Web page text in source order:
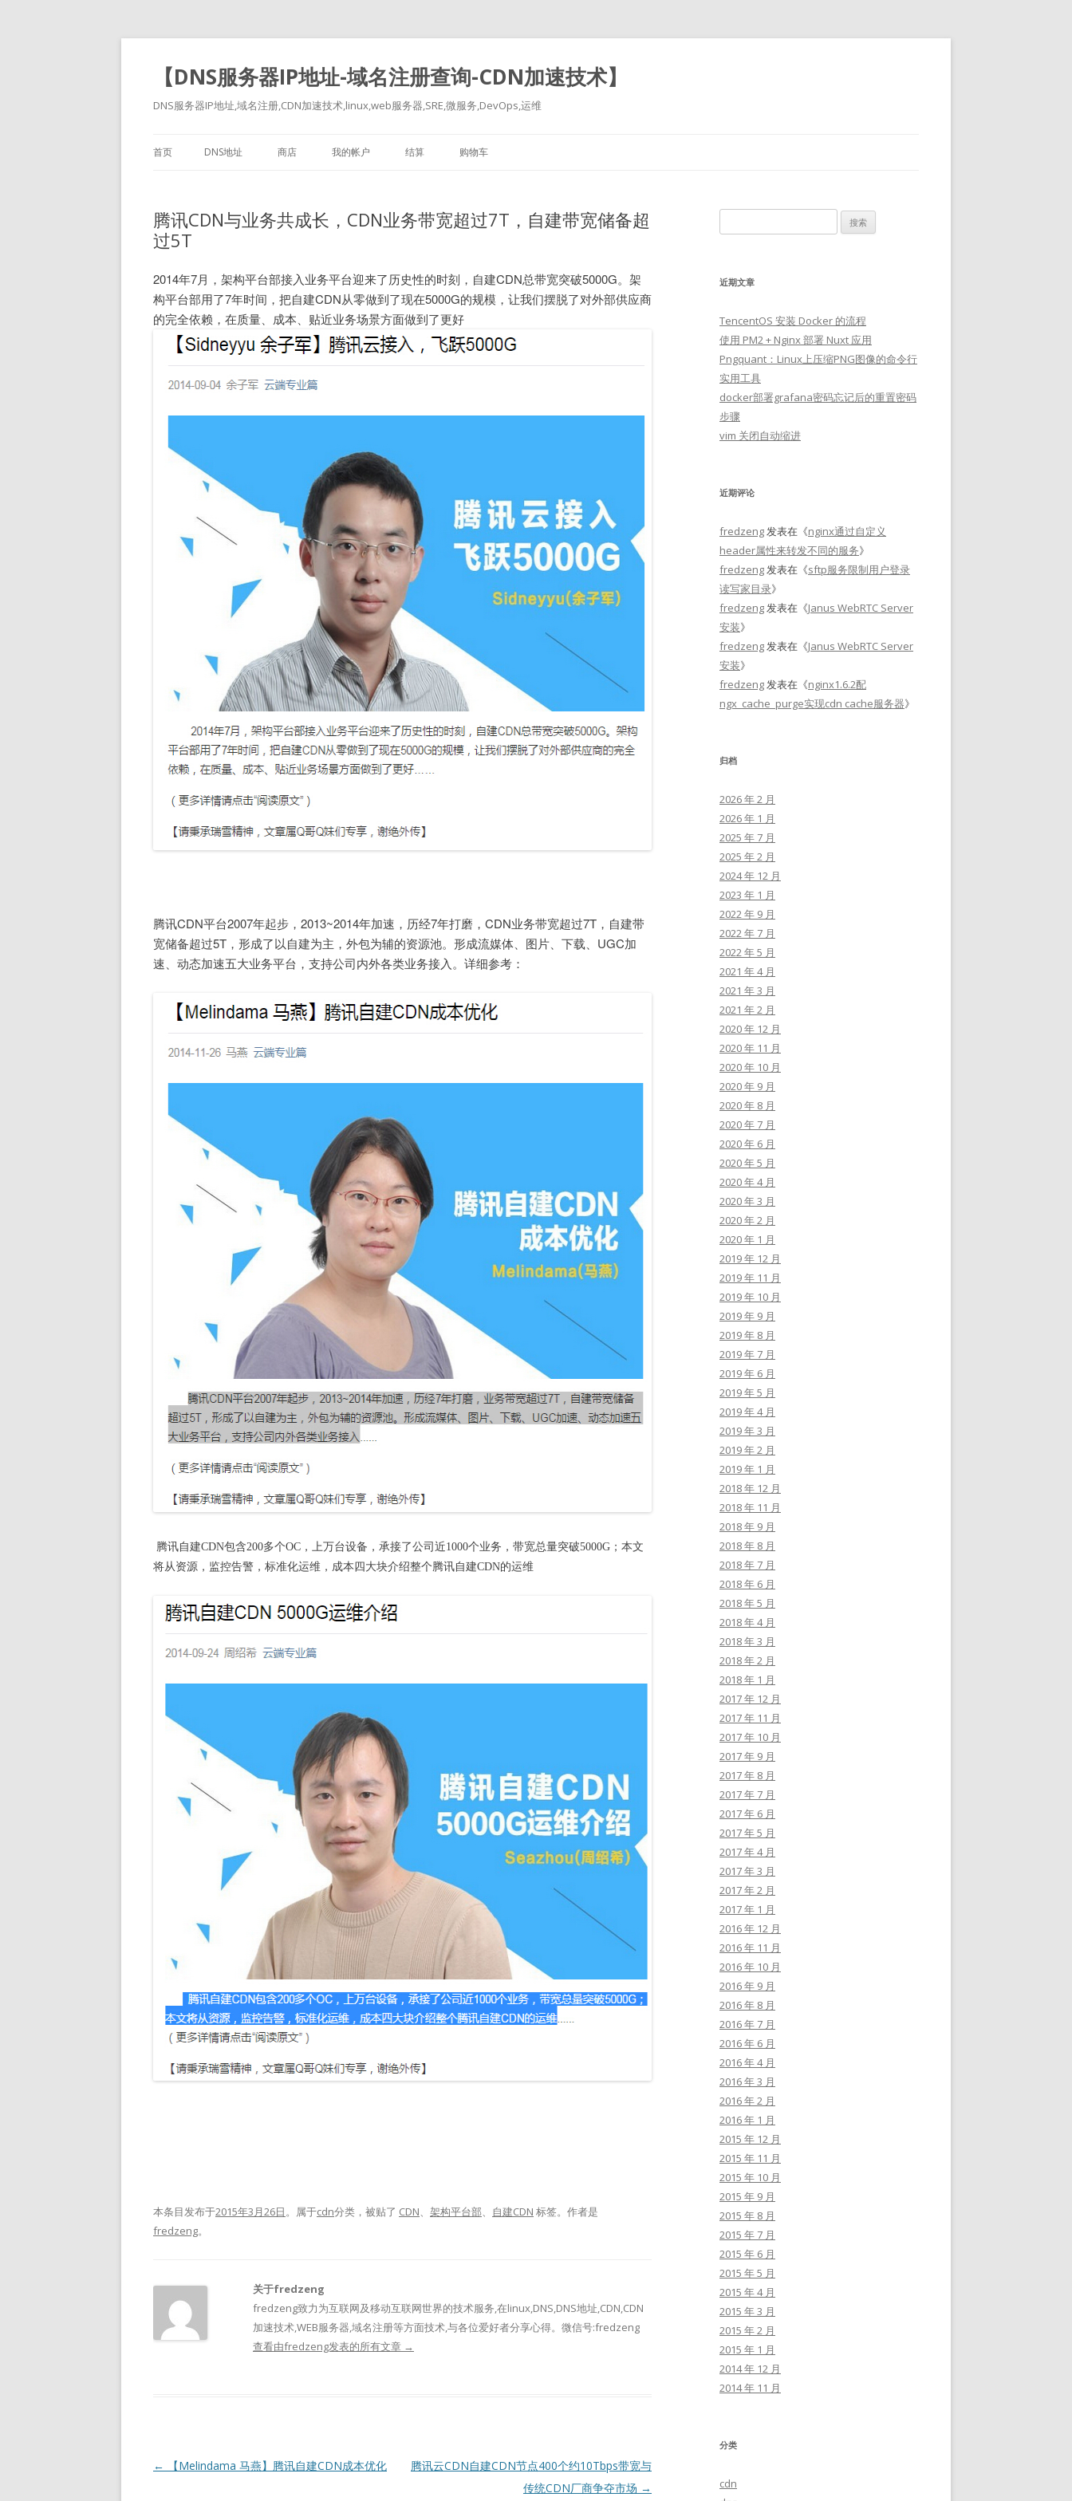
【DNS服务器IP地址-域名注册查询-CDN加速技术】
DNS服务器IP地址,域名注册,CDN加速技术,linux,web服务器,SRE,微服务,DevOps,运维
首页 DNS地址 商店 我的帐户 结算 购物车
腾讯CDN与业务共成长，CDN业务带宽超过7T，自建带宽储备超
过5T
2014年7月，架构平台部接入业务平台迎来了历史性的时刻，自建CDN总带宽突破5000G。架
构平台部用了7年时间，把自建CDN从零做到了现在5000G的规模，让我们摆脱了对外部供应商
的完全依赖，在质量、成本、贴近业务场景方面做到了更好
腾讯CDN平台2007年起步，2013~2014年加速，历经7年打磨，CDN业务带宽超过7T，自建带
宽储备超过5T，形成了以自建为主，外包为辅的资源池。形成流媒体、图片、下载、UGC加
速、动态加速五大业务平台，支持公司内外各类业务接入。详细参考：
腾讯自建CDN包含200多个OC，上万台设备，承接了公司近1000个业务，带宽总量突破5000G；本文
将从资源，监控告警，标准化运维，成本四大块介绍整个腾讯自建CDN的运维
本条目发布于2015年3月26日。属于cdn分类，被贴了 CDN、 架构平台部、 自建CDN 标签。 作者是
fredzeng。
关于fredzeng
fredzeng致力为互联网及移动互联网世界的技术服务,在linux,DNS,DNS地址,CDN,CDN
加速技术,WEB服务器,域名注册等方面技术,与各位爱好者分享心得。微信号:fredzeng
查看由fredzeng发表的所有文章 →
文
← 【Melindama 马燕】腾讯自建CDN成本优化
腾讯云CDN自建CDN节点400个约10Tbps带宽与
传统CDN厂商争夺市场 →
索：
近期文章
TencentOS 安装 Docker 的流程
使用 PM2 + Nginx 部署 Nuxt 应用
Pngquant：Linux上压缩PNG图像的命令行
实用工具
docker部署grafana密码忘记后的重置密码
步骤
vim 关闭自动缩进
近期评论
fredzeng发表在《nginx通过自定义
header属性来转发不同的服务》
fredzeng发表在《sftp服务限制用户登录
读写家目录》
fredzeng发表在《Janus WebRTC Server
安装》
fredzeng发表在《Janus WebRTC Server
安装》
fredzeng发表在《nginx1.6.2配
ngx_cache_purge实现cdn cache服务器》
归档
2026 年 2 月
2026 年 1 月
2025 年 7 月
2025 年 2 月
2024 年 12 月
2023 年 1 月
2022 年 9 月
2022 年 7 月
2022 年 5 月
2021 年 4 月
2021 年 3 月
2021 年 2 月
2020 年 12 月
2020 年 11 月
2020 年 10 月
2020 年 9 月
2020 年 8 月
2020 年 7 月
2020 年 6 月
2020 年 5 月
2020 年 4 月
2020 年 3 月
2020 年 2 月
2020 年 1 月
2019 年 12 月
2019 年 11 月
2019 年 10 月
2019 年 9 月
2019 年 8 月
2019 年 7 月
2019 年 6 月
2019 年 5 月
2019 年 4 月
2019 年 3 月
2019 年 2 月
2019 年 1 月
2018 年 12 月
2018 年 11 月
2018 年 9 月
2018 年 8 月
2018 年 7 月
2018 年 6 月
2018 年 5 月
2018 年 4 月
2018 年 3 月
2018 年 2 月
2018 年 1 月
2017 年 12 月
2017 年 11 月
2017 年 10 月
2017 年 9 月
2017 年 8 月
2017 年 7 月
2017 年 6 月
2017 年 5 月
2017 年 4 月
2017 年 3 月
2017 年 2 月
2017 年 1 月
2016 年 12 月
2016 年 11 月
2016 年 10 月
2016 年 9 月
2016 年 8 月
2016 年 7 月
2016 年 6 月
2016 年 4 月
2016 年 3 月
2016 年 2 月
2016 年 1 月
2015 年 12 月
2015 年 11 月
2015 年 10 月
2015 年 9 月
2015 年 8 月
2015 年 7 月
2015 年 6 月
2015 年 5 月
2015 年 4 月
2015 年 3 月
2015 年 2 月
2015 年 1 月
2014 年 12 月
2014 年 11 月
分类
cdn